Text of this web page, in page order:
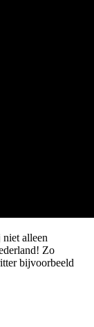
alleen
Zo
bijvoorbeeld